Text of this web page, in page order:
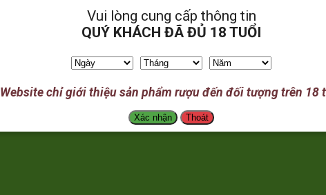
Vui lòng cung cấp thông tin
QUÝ KHÁCH ĐÃ ĐỦ 18 TUỔI
Website chỉ giới thiệu sản phẩm rượu đến đối tượng trên 18
Xác nhận Thoát